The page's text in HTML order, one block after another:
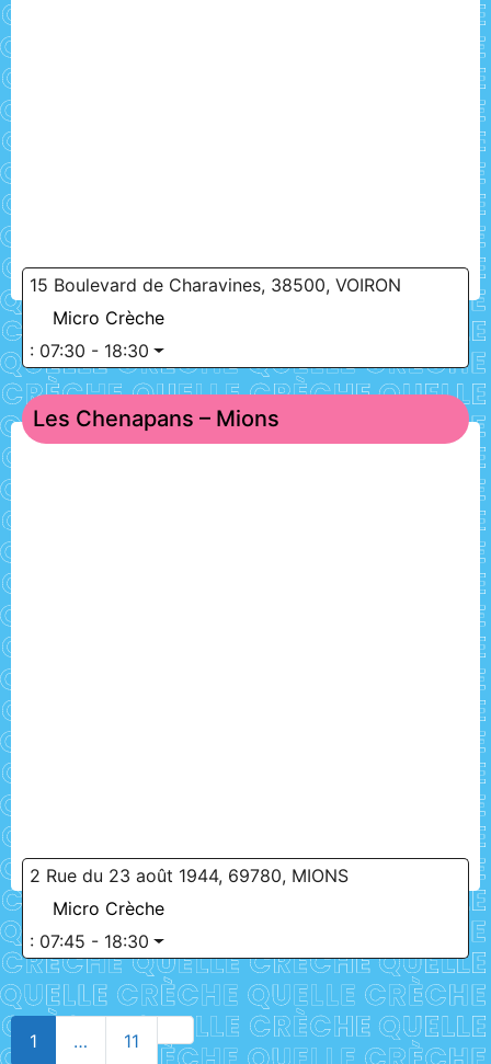
15 Boulevard de Charavines, 38500, VOIRON
Micro Crèche
: 07:30 - 18:30
Les Chenapans – Mions
2 Rue du 23 août 1944, 69780, MIONS
Micro Crèche
: 07:45 - 18:30
1 … 11 Older posts